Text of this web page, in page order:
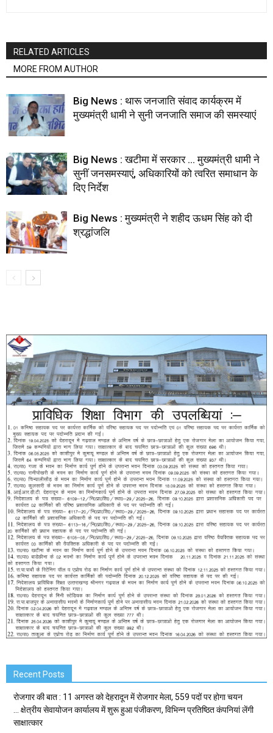
RELATED ARTICLES
MORE FROM AUTHOR
Big News : थारू जनजाति संवाद कार्यक्रम में
मुख्यमंत्री धामी ने सुनी जनजाति समाज की समस्याएं
Big News : खटीमा में सरकार … मुख्यमंत्री धामी ने
सुनीं जनसमस्याएं, अधिकारियों को त्वरित समाधान के
दिए निर्देश
Big News : मुख्यमंत्री ने शहीद ऊधम सिंह को दी
श्रद्धांजलि
Recent Posts
रोजगार की बात : 11 अगस्त को देहरादून में रोजगार मेला, 559 पदों पर होगा चयन
… क्षेत्रीय सेवायोजन कार्यालय में शुरू हुआ पंजीकरण, विभिन्न प्रतिष्ठित कंपनियां लेंगी
साक्षात्कार